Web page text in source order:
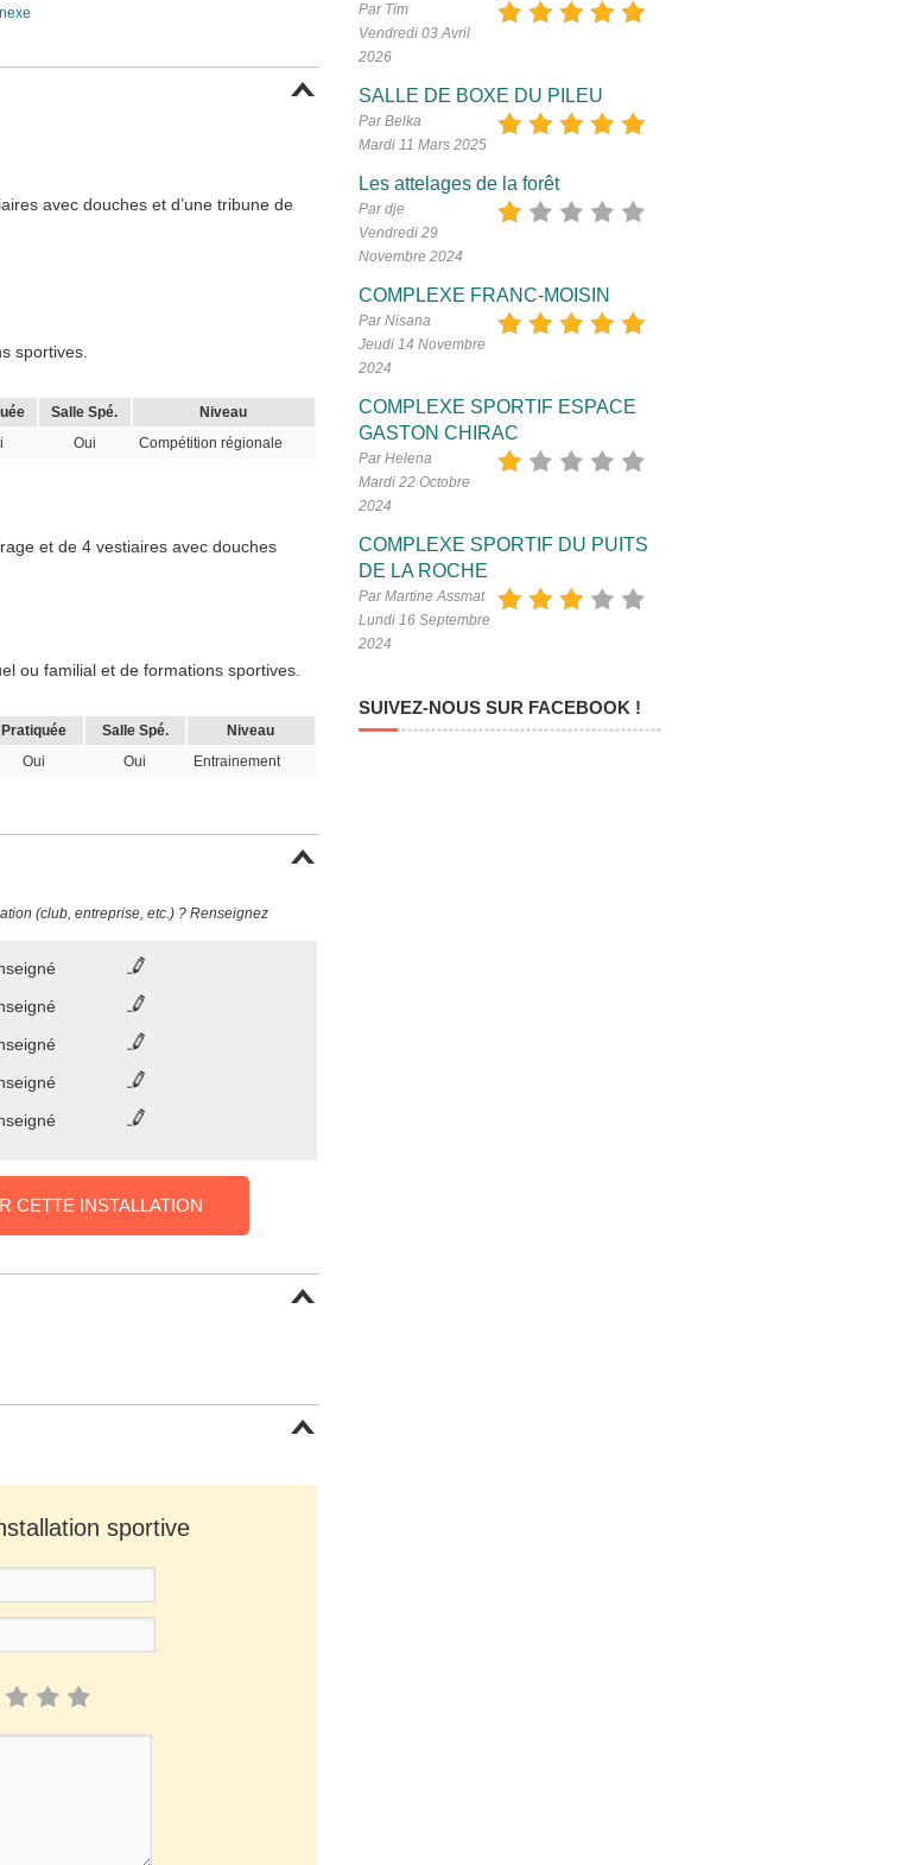
avec douches et d’une tribune de
sportives.
Salle Spé.
Niveau
Oui Compétition régionale
et de 4 vestiaires avec douches
ou familial et de formations sportives.
Pratiquée Salle Spé.
Niveau
Oui Oui Entrainement
(club, entreprise, etc.) ? Renseignez
CETTE INSTALLATION
sportive
Par Tim
Vendredi 03 Avril
2026
SALLE DE BOXE DU PILEU
Par Belka
Mardi 11 Mars 2025
Les attelages de la forêt
Par dje
Vendredi 29
Novembre 2024
COMPLEXE FRANC-MOISIN
Par Nisana
Jeudi 14 Novembre
2024
COMPLEXE SPORTIF ESPACE
GASTON CHIRAC
Par Helena
Mardi 22 Octobre
2024
COMPLEXE SPORTIF DU PUITS
DE LA ROCHE
Par Martine Assmat
Lundi 16 Septembre
2024
SUIVEZ-NOUS SUR FACEBOOK !